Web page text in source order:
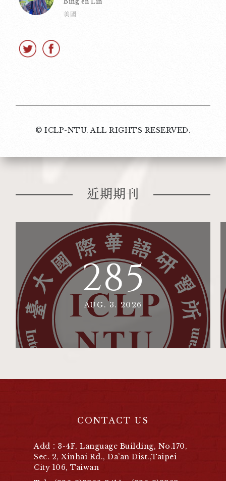
美國
© ICLP-NTU. ALL RIGHTS RESERVED.
近期期刊
285
AUG. 3. 2026
CONTACT US
Add：3-4F, Language Building, No.170,
Sec. 2, Xinhai Rd., Da’an Dist.,Taipei
City 106, Taiwan